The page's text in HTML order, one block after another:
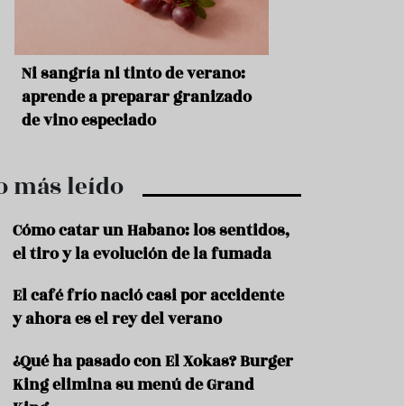
t
r
i
R
c
e
t
s
l
u
Ni sangría ni tinto de verano:
aprende a preparar granizado
de vino especiado
más leído
Cómo catar un Habano: los sentidos,
el tiro y la evolución de la fumada
El café frío nació casi por accidente
y ahora es el rey del verano
¿Qué ha pasado con El Xokas? Burger
King elimina su menú de Grand